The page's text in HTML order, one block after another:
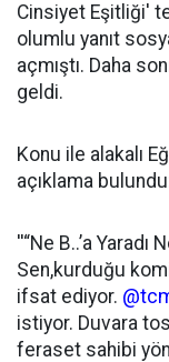
Cinsiyet Eşitliği'
olumlu yanıt
açmıştı. Daha
geldi.
Konu ile alakalı
açıklama
''“Ne B..’a
Sen,kurduğu
ifsat ediyor.
istiyor. Duvara
feraset sahibi